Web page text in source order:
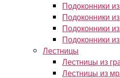
Подоконники
Подоконники
Подоконники
Подоконники
Лестницы
Лестницы из
Лестницы из